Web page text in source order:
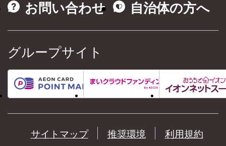
お問い合わせ
自治体の方へ
グループサイト
サイトマップ 推奨環境 利用規約